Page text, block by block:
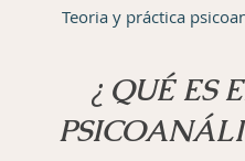
Teoria y práctica
¿ QUÉ ES